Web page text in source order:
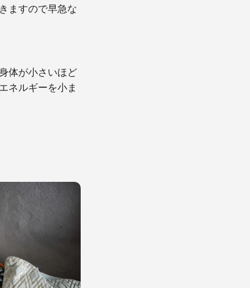
ますので早急な
体が小さいほど
ネルギーを小ま